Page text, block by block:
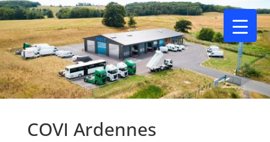
COVI Ardennes